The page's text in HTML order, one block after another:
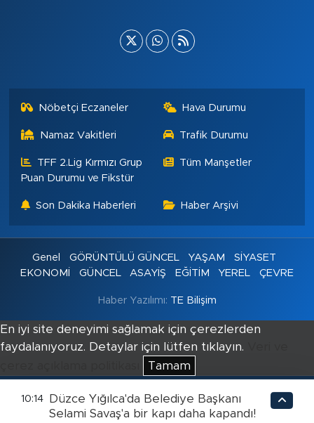
Nöbetçi Eczaneler Hava Durumu
Namaz Vakitleri Trafik Durumu
TFF 2.Lig Kırmızı Grup
Puan Durumu ve Fikstür
Tüm Manşetler
Son Dakika Haberleri Haber Arşivi
Genel GÖRÜNTÜLÜ GÜNCEL YAŞAM
SİYASET
EKONOMİ
GÜNCEL ASAYİŞ EĞİTİM YEREL ÇEVRE
Haber Yazılımı: TE Bilişim
En iyi site deneyimi sağlamak için çerezlerden
faydalanıyoruz. Detaylar için lütfen tıklayın.
Tamam
10:14
Düzce Yığılca'da Belediye Başkanı
Selami Savaş'a bir kapı daha kapandı!